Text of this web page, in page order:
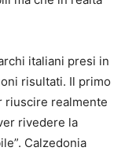
italiani presi in
risultati. Il primo
riuscire realmente
rivedere la
Calzedonia